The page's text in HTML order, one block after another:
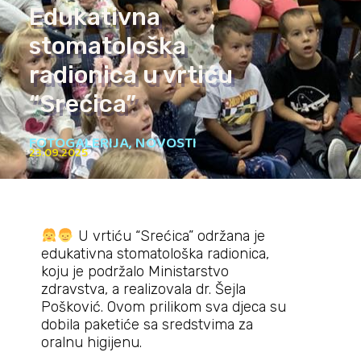
Edukativna
stomatološka
radionica u vrtiću
“Srećica”
FOTOGALERIJA,NOVOSTI
23.09.2025
U vrtiću “Srećica” održana je
edukativna stomatološka radionica,
koju je podržalo Ministarstvo
zdravstva, a realizovala dr. Šejla
Pošković. Ovom prilikom sva djeca su
dobila paketiće sa sredstvima za
oralnu higijenu.